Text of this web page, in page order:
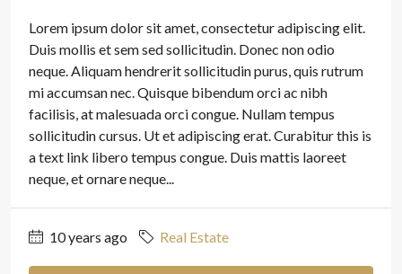
Lorem ipsum dolor sit amet, consectetur adipiscing elit.
Duis mollis et sem sed sollicitudin. Donec non odio
neque. Aliquam hendrerit sollicitudin purus, quis rutrum
mi accumsan nec. Quisque bibendum orci ac nibh
facilisis, at malesuada orci congue. Nullam tempus
sollicitudin cursus. Ut et adipiscing erat. Curabitur this is
a text link libero tempus congue. Duis mattis laoreet
neque, et ornare neque...
10 years ago Real Estate